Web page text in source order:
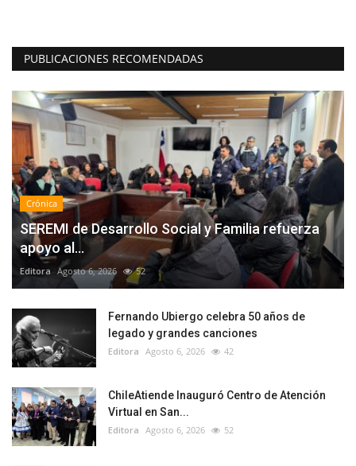
PUBLICACIONES RECOMENDADAS
Crónica
SEREMI de Desarrollo Social y Familia refuerza
apoyo al...
Editora Agosto 6, 2026 52
Fernando Ubiergo celebra 50 años de
legado y grandes canciones
Editora Agosto 6, 2026 42
ChileAtiende Inauguró Centro de Atención
Virtual en San...
Editora Agosto 6, 2026 52